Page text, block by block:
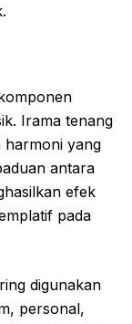
Irama tenang
harmoni yang
antara
efek
pada
digunakan
personal,